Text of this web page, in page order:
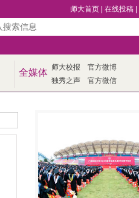
师大首页 在线投稿
全媒体 师大校报
官方微博
独秀之声
官方微信